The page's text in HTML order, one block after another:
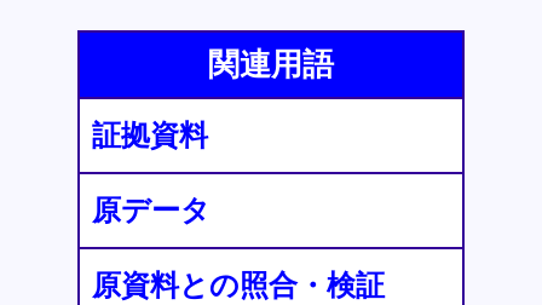
関連用語
証拠資料
原データ
原資料との照合・検証